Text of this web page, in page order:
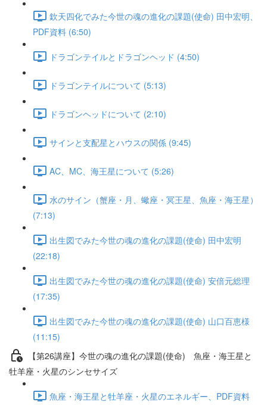
欽天四化でみた今世の魂の進化の課題(使命) 田中宏明、
PDF資料 (6:50)
ドラゴンテイルとドラゴンヘッド (4:50)
ドラゴンテイルについて (5:13)
ドラゴンヘッドについて (2:10)
サインと支配星とハウスの関係 (9:45)
AC、MC、海王星について (5:26)
水のサイン（蟹座・月、蠍座・冥王星、魚座・海王星）
(7:13)
出生図でみた今世の魂の進化の課題(使命) 田中宏明
(22:18)
出生図でみた今世の魂の進化の課題(使命) 安倍元総理
(17:35)
出生図でみた今世の魂の進化の課題(使命) 山口百恵様
(11:15)
【第26講座】今世の魂の進化の課題(使命) 魚座・海王星と
牡羊座・火星のシンセサイズ
魚座・海王星と牡羊座・火星のエネルギー、PDF資料